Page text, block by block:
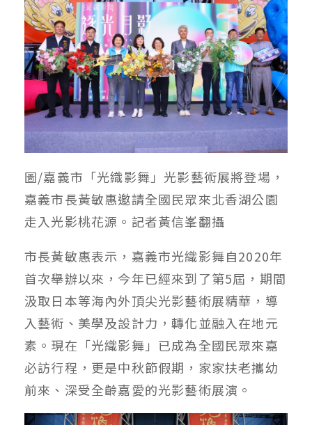
圖/嘉義市「光織影舞」光影藝術展將登場，
嘉義市長黃敏惠邀請全國民眾來北香湖公園
走入光影桃花源。記者黃信峯翻攝
市長黃敏惠表示，嘉義市光織影舞自2020年
首次舉辦以來，今年已經來到了第5屆，期間
汲取日本等海內外頂尖光影藝術展精華，導
入藝術、美學及設計力，轉化並融入在地元
素。現在「光織影舞」已成為全國民眾來嘉
必訪行程，更是中秋節假期，家家扶老攜幼
前來、深受全齡嘉愛的光影藝術展演。